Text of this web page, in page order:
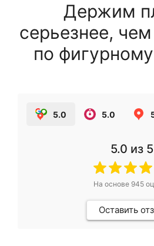
Держим
серьезнее,
по
5.0 5.0
5.0 из 5
На основе 945
Оставить